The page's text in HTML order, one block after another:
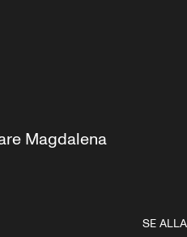
Magdalena
SE ALLA